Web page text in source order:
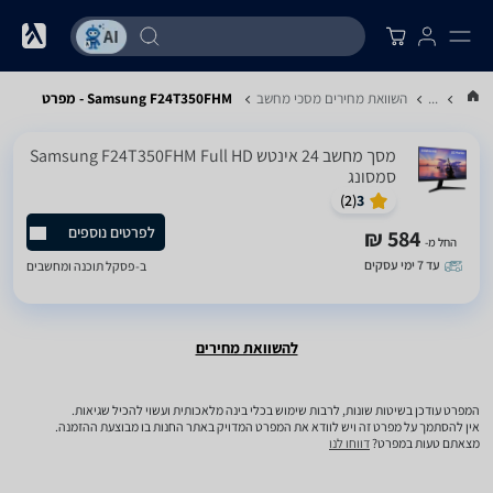
... השוואת מחירים מסכי מחשב Samsung F24T350FHM - מפרט
מסך מחשב ‏24 ‏אינטש Samsung F24T350FHM Full HD
סמסונג
3
(
2
)
החל מ- 584 ₪
עד 7 ימי עסקים
לפרטים נוספים
ב-פסקל תוכנה ומחשבים
להשוואת מחירים
המפרט עודכן בשיטות שונות, לרבות שימוש בכלי בינה מלאכותית ועשוי להכיל שגיאות.
אין להסתמך על מפרט זה ויש לוודא את המפרט המדויק באתר החנות בו מבוצעת ההזמנה.
מצאתם טעות במפרט?דווחו לנו